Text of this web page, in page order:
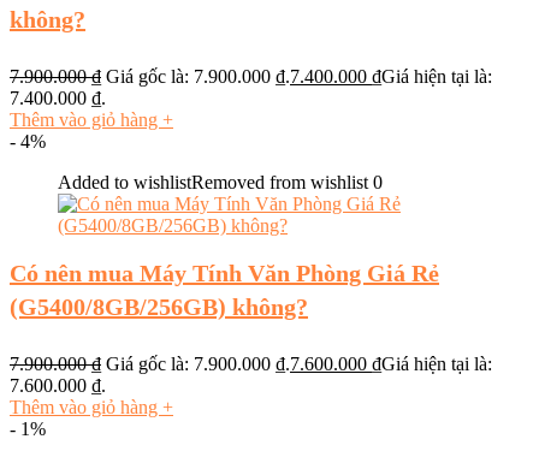
không?
7.900.000₫ Giá gốc là: 7.900.000 ₫.7.400.000 ₫Giá hiện tại là:
7.400.000 ₫.
Thêm vào giỏ hàng +
- 4%
Added to wishlistRemoved from wishlist 0
Có nên mua Máy Tính Văn Phòng Giá Rẻ
(G5400/8GB/256GB) không?
7.900.000₫ Giá gốc là: 7.900.000 ₫.7.600.000 ₫Giá hiện tại là:
7.600.000 ₫.
Thêm vào giỏ hàng +
- 1%